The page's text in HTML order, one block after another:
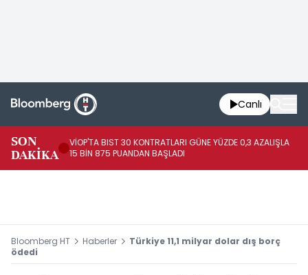
Canlı
SON
DAKİKA
VİOP'TA BIST 30 KONTRATLARI GÜNE YÜZDE 0,3 AZALIŞLA
15 BİN 875 PUANDAN BAŞLADI
Bloomberg HT Haberler
Türkiye 11,1 milyar dolar dış borç
ödedi